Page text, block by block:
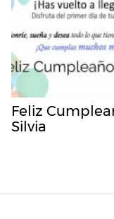
Feliz
Silvia